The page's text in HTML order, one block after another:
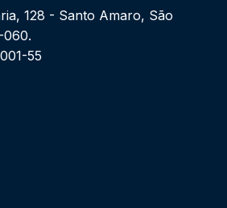
128 - Santo Amaro, São
060.
55